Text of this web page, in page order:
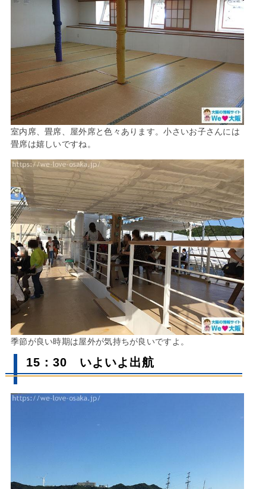
室内席、畳席、屋外席と色々あります。小さいお子さんには
畳席は嬉しいですね。
季節が良い時期は屋外が気持ちが良いですよ。
15：30 いよいよ出航